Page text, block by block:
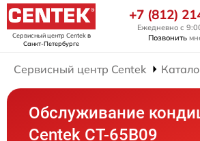
Сервисный центр Centekв
Санкт-Петербурге
+7 (812)
Ежедневно с
Позвонить
Сервисный центр Centek
Обслуживание
Centek CT-65B09